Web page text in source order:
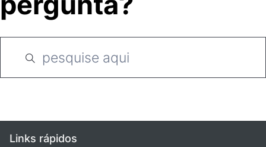
Links rápidos